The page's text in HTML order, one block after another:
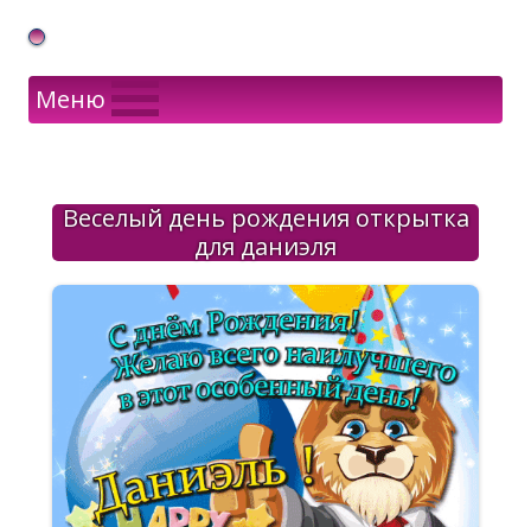
Gif Открытки в подарок
Меню
Веселый день рождения открытка
для даниэля